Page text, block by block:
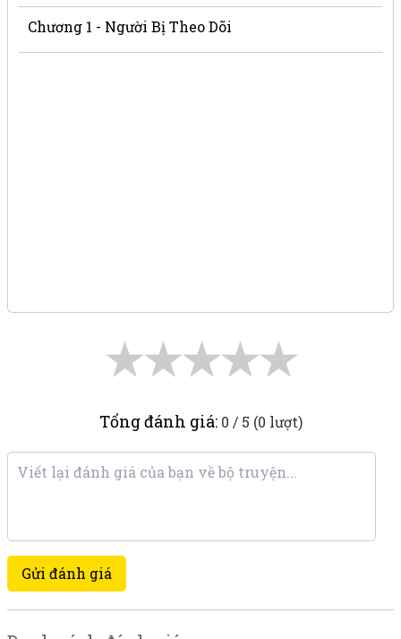
Chương 1 - Người Bị Theo Dõi
★
★
★
★
★
Tổng đánh giá: 0 / 5 (0 lượt)
Gửi đánh giá